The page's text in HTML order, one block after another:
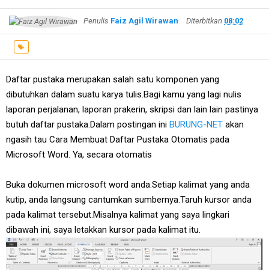
Penulis Faiz Agil Wirawan Diterbitkan 08:02
Daftar pustaka merupakan salah satu komponen yang
dibutuhkan dalam suatu karya tulis.Bagi kamu yang lagi nulis
laporan perjalanan, laporan prakerin, skripsi dan lain lain pastinya
butuh daftar pustaka.Dalam postingan ini BURUNG-NET akan
ngasih tau Cara Membuat Daftar Pustaka Otomatis pada
Microsoft Word. Ya, secara otomatis
Buka dokumen microsoft word anda.Setiap kalimat yang anda
kutip, anda langsung cantumkan sumbernya.Taruh kursor anda
pada kalimat tersebut.Misalnya kalimat yang saya lingkari
dibawah ini, saya letakkan kursor pada kalimat itu.